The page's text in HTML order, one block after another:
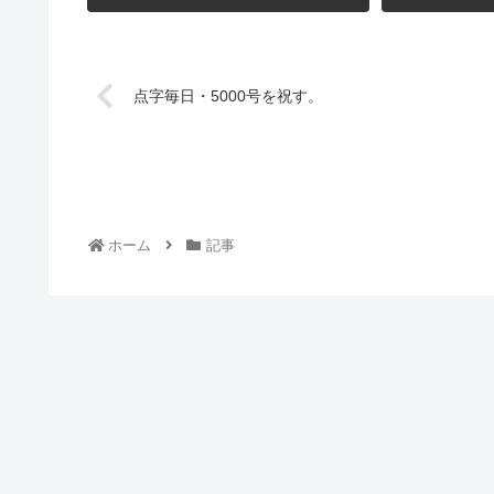
点字毎日・5000号を祝す。
ホーム 記事